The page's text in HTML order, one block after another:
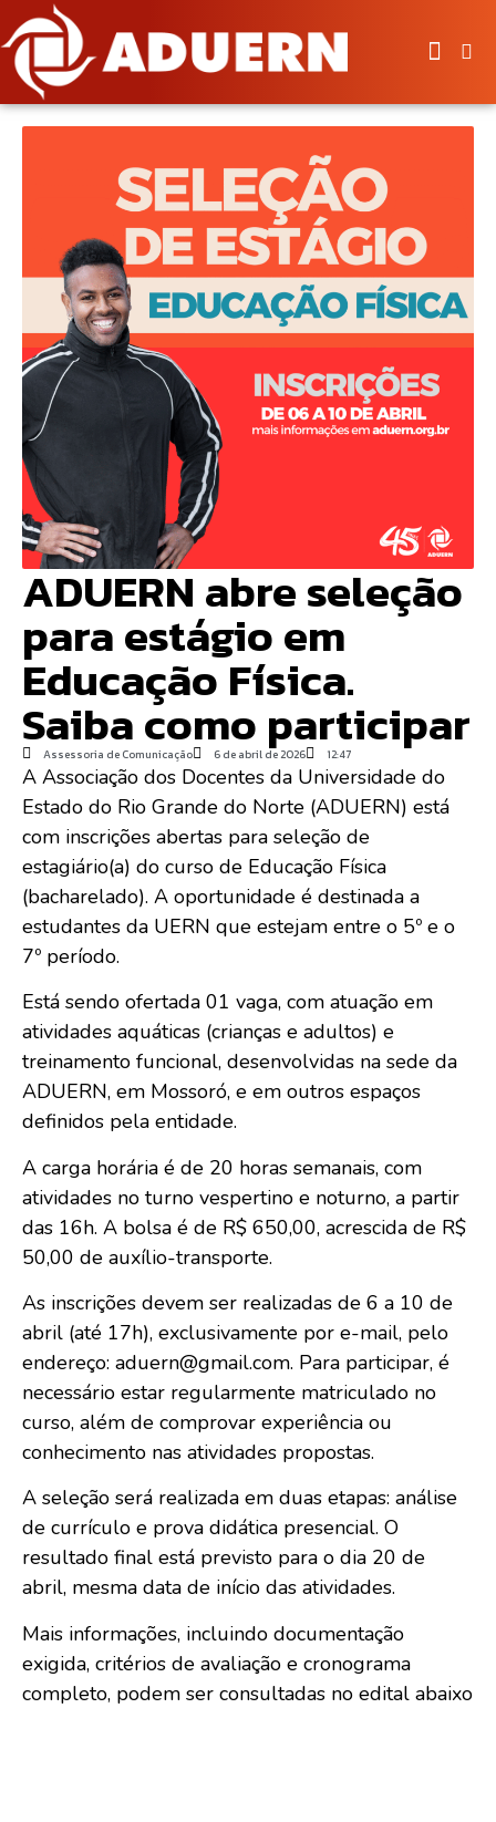
ADUERN abre seleção
para estágio em
Educação Física.
Saiba como participar
Assessoria de Comunicação 6 de abril de 2026 12:47
A Associação dos Docentes da Universidade do
Estado do Rio Grande do Norte (ADUERN) está
com inscrições abertas para seleção de
estagiário(a) do curso de Educação Física
(bacharelado). A oportunidade é destinada a
estudantes da UERN que estejam entre o 5º e o
7º período.
Está sendo ofertada 01 vaga, com atuação em
atividades aquáticas (crianças e adultos) e
treinamento funcional, desenvolvidas na sede da
ADUERN, em Mossoró, e em outros espaços
definidos pela entidade.
A carga horária é de 20 horas semanais, com
atividades no turno vespertino e noturno, a partir
das 16h. A bolsa é de R$ 650,00, acrescida de R$
50,00 de auxílio-transporte.
As inscrições devem ser realizadas de 6 a 10 de
abril (até 17h), exclusivamente por e-mail, pelo
endereço: aduern@gmail.com. Para participar, é
necessário estar regularmente matriculado no
curso, além de comprovar experiência ou
conhecimento nas atividades propostas.
A seleção será realizada em duas etapas: análise
de currículo e prova didática presencial. O
resultado final está previsto para o dia 20 de
abril, mesma data de início das atividades.
Mais informações, incluindo documentação
exigida, critérios de avaliação e cronograma
completo, podem ser consultadas no edital abaixo